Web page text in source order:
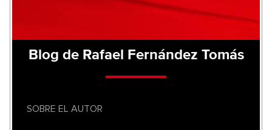
Blog de Rafael Fernández Tomás
SOBRE EL AUTOR